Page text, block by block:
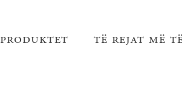
produktet të rejat më